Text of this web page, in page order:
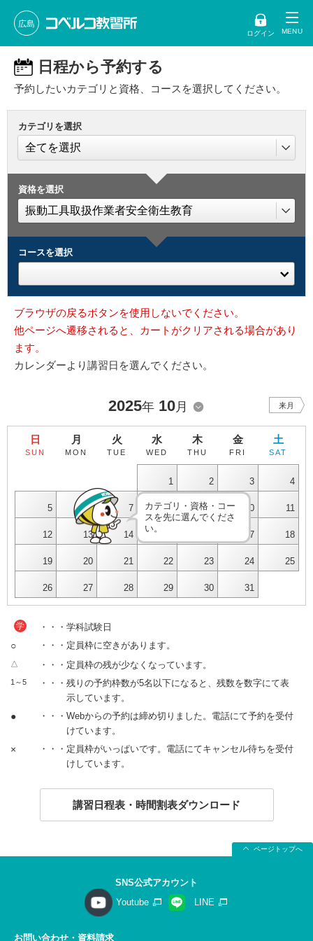
広島
ログイン
日程から予約する
予約したいカテゴリと資格、コースを選択してください。
カテゴリを選択
資格を選択
コースを選択
ブラウザの戻るボタンを使用しないでください。
他ページへ遷移されると、カートがクリアされる場合があり
ます。
カレンダーより講習日を選んでください。
2025年 10月 来月
日
SUN
月
MON
火
TUE
水
WED
木
THU
金
FRI
土
SAT
1 2 3 4
5 6 7 8 9 10 11
12 13 14 17 18
19 20 21 22 23 24 25
26 27 28 29 30 31
カテゴリ・資格・コー
スを先に選んでくださ
い。
学 ・・・学科試験日
○ ・・・定員枠に空きがあります。
△ ・・・定員枠の残が少なくなっています。
1～5
・・・残りの予約枠数が5名以下になると、残数を数字にて表
示しています。
●
・・・Webからの予約は締め切りました。電話にて予約を受付
けています。
×
・・・定員枠がいっぱいです。電話にてキャンセル待ちを受付
けしています。
講習日程表・時間割表ダウンロード
ページトップへ
SNS公式アカウント
Youtube
LINE
お問い合わせ・資料請求